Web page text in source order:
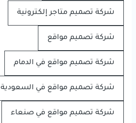
شركة تصميم متاجر إلكترونية
شركة تصميم مواقع
شركة تصميم مواقع في الدمام
شركة تصميم مواقع في السعودية
شركة تصميم مواقع في صنعاء